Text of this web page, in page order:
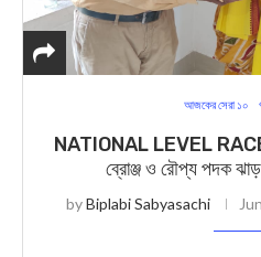
আজকের সেরা ১০
NATIONAL LEVEL RACE
ব্রোঞ্জ ও রৌপ্য পদক
byBiplabi Sabyasachi